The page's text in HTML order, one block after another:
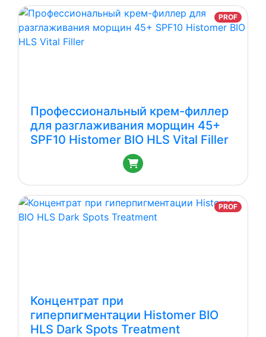
PROF
Профессиональный крем-филлер
для разглаживания морщин 45+
SPF10 Histomer BIO HLS Vital Filler
PROF
Концентрат при
гиперпигментации Histomer BIO
HLS Dark Spots Treatment